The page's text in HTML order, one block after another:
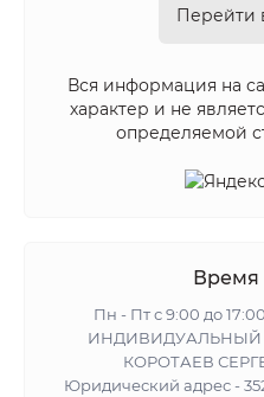
Перейти
Вся информация на
характер и не
определяемой
Время
Пн - Пт с 9:00 до
ИНДИВИДУАЛЬНЫЙ
КОРОТАЕВ
Юридический адрес -